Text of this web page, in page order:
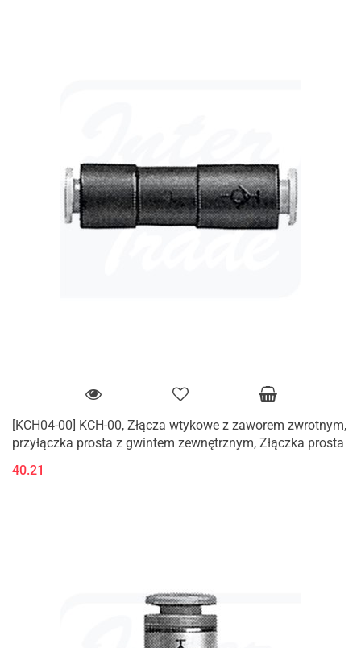
[KCH04-00] KCH-00, Złącza wtykowe z zaworem zwrotnym,
przyłączka prosta z gwintem zewnętrznym, Złączka prosta
40.21